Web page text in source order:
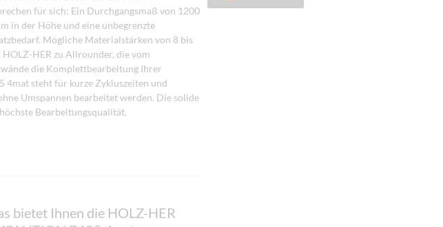
für sich: Ein Durchgangsmaß von 1200
in der Höhe und eine unbegrenzte
Mögliche Materialstärken von 8 bis
HER zu Allrounder, die vom
die Komplettbearbeitung Ihrer
4mat steht für kurze Zykluszeiten und
Umspannen bearbeitet werden. Die solide
Bearbeitungsqualität.
bietet Ihnen die HOLZ-HER